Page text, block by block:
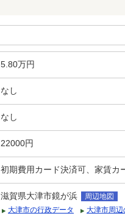
5.80万円
なし
なし
22000円
初期費用カード決済可、家賃カ
滋賀県大津市鏡が浜
周辺地図
大津市の行政データ
大津市周